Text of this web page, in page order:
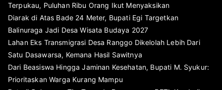
Terpukau, Puluhan Ribu Orang Ikut Menyaksikan
Diarak di Atas Bade 24 Meter, Bupati Egi Targetkan
Balinuraga Jadi Desa Wisata Budaya 2027
Lahan Eks Transmigrasi Desa Ranggo Dikelolah Lebih Dari
Satu Dasawarsa, Kemana Hasil Sawitnya
Dari Beasiswa Hingga Jaminan Kesehatan, Bupati M. Syukur:
Prioritaskan Warga Kurang Mampu